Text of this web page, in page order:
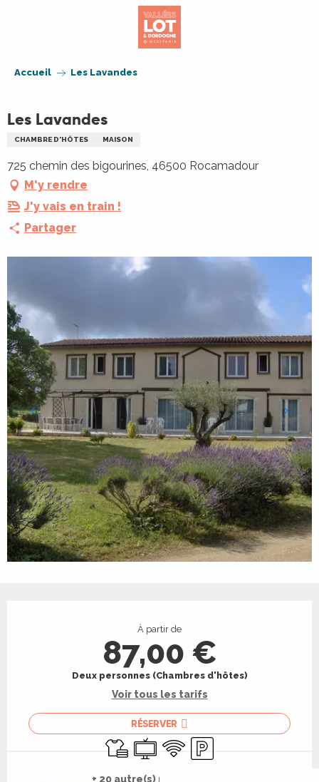
Accueil Les Lavandes
Les Lavandes
CHAMBRE D'HÔTES MAISON
725 chemin des bigourines, 46500 Rocamadour
M'y rendre
J'y vais en train !
Partager
À partir de
87,00 €
Deux personnes (Chambres d'hôtes)
Voir tous les tarifs
RÉSERVER
Draps et linge
Télévision
WiFi Parking
+ 20 autre(s) prestation(s)